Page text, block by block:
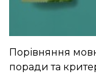
Порівняння
поради та